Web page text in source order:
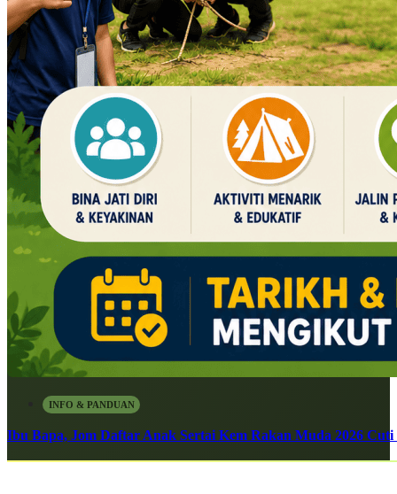
INFO & PANDUAN
Ibu Bapa, Jom Daftar Anak Sertai Kem Rakan Muda 2026